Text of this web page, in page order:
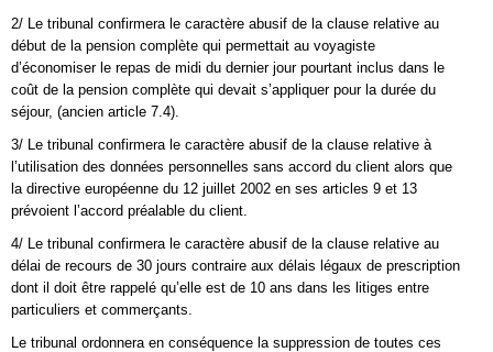
2/ Le tribunal confirmera le caractère abusif de la clause relative au
début de la pension complète qui permettait au voyagiste
d’économiser le repas de midi du dernier jour pourtant inclus dans le
coût de la pension complète qui devait s’appliquer pour la durée du
séjour, (ancien article 7.4).
3/ Le tribunal confirmera le caractère abusif de la clause relative à
l’utilisation des données personnelles sans accord du client alors que
la directive européenne du 12 juillet 2002 en ses articles 9 et 13
prévoient l’accord préalable du client.
4/ Le tribunal confirmera le caractère abusif de la clause relative au
délai de recours de 30 jours contraire aux délais légaux de prescription
dont il doit être rappelé qu’elle est de 10 ans dans les litiges entre
particuliers et commerçants.
Le tribunal ordonnera en conséquence la suppression de toutes ces